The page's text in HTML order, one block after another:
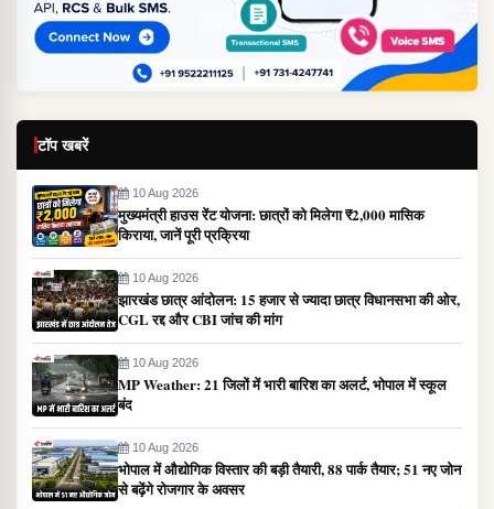
टॉप खबरें
10 Aug 2026
मुख्यमंत्री हाउस रेंट योजना: छात्रों को मिलेगा ₹2,000 मासिक
किराया, जानें पूरी प्रक्रिया
10 Aug 2026
झारखंड छात्र आंदोलन: 15 हजार से ज्यादा छात्र विधानसभा की ओर,
CGL रद्द और CBI जांच की मांग
10 Aug 2026
MP Weather: 21 जिलों में भारी बारिश का अलर्ट, भोपाल में स्कूल
बंद
10 Aug 2026
भोपाल में औद्योगिक विस्तार की बड़ी तैयारी, 88 पार्क तैयार; 51 नए जोन
से बढ़ेंगे रोजगार के अवसर